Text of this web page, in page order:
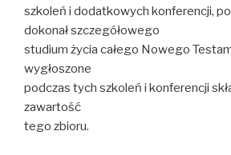
szkoleń i dodatkowych konferencji,
dokonał szczegółowego
studium życia całego Nowego
wygłoszone
podczas tych szkoleń i konferencji
zawartość
tego zbioru.